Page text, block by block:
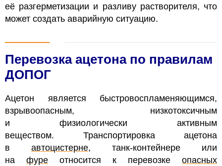
её разгерметизации и разливу растворителя, что
может создать аварийную ситуацию.
Перевозка ацетона по правилам
ДОПОГ
Ацетон является быстровоспламеняющимся,
взрывоопасным, низкотоксичным
и физиологически активным
веществом. Транспортировка ацетона
в автоцистерне, танк-контейнере или
на фуре относится к перевозке опасных